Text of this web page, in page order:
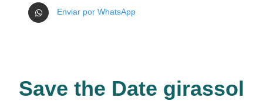
Enviar por WhatsApp
Save the Date girassol